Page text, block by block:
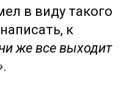
в виду такого
к
же все выходит
.